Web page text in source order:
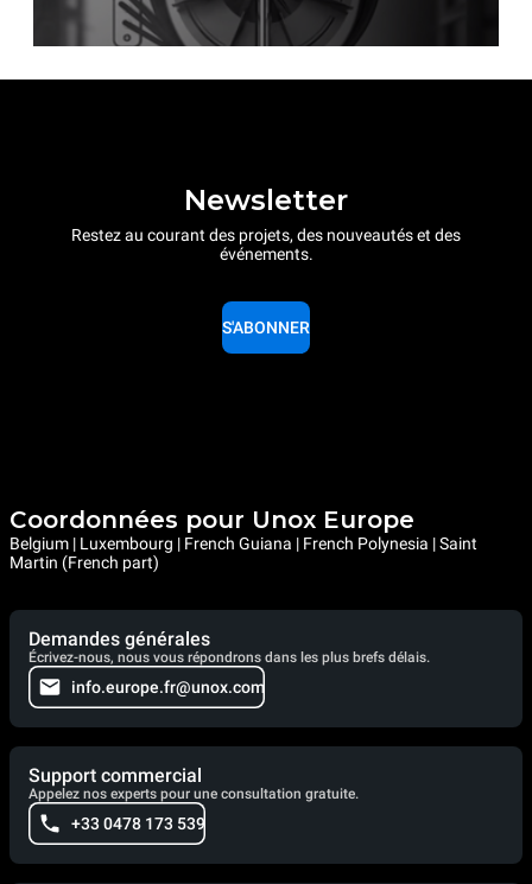
Newsletter
Restez au courant des projets, des nouveautés et des
événements.
S'ABONNER
Coordonnées pour Unox Europe
Belgium | Luxembourg | French Guiana | French Polynesia | Saint
Martin (French part)
Demandes générales
Écrivez-nous, nous vous répondrons dans les plus brefs délais.
info.europe.fr@unox.com
Support commercial
Appelez nos experts pour une consultation gratuite.
+33 0478 173 539